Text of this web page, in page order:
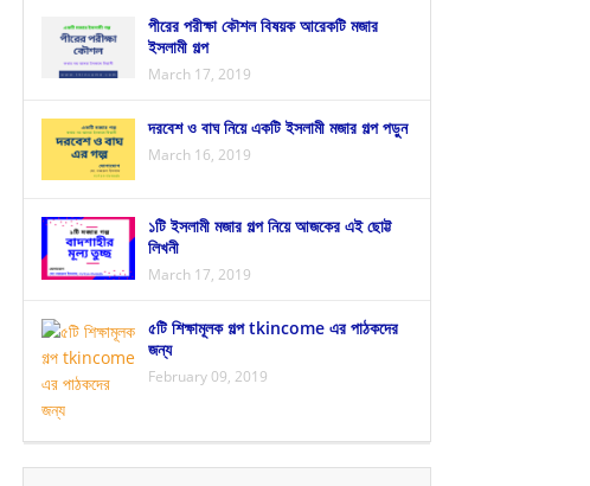
পীরের পরীক্ষা কৌশল বিষয়ক আরেকটি মজার
ইসলামী গল্প
March 17, 2019
দরবেশ ও বাঘ নিয়ে একটি ইসলামী মজার গল্প পড়ুন
March 16, 2019
১টি ইসলামী মজার গল্প নিয়ে আজকের এই ছোট্ট
লিখনী
March 17, 2019
৫টি শিক্ষামূলক গল্প tkincome এর পাঠকদের
জন্য
February 09, 2019